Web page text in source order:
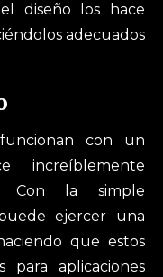
diseño los hace
adecuados
con un
Con la simple
ejercer una
que estos
para aplicaciones